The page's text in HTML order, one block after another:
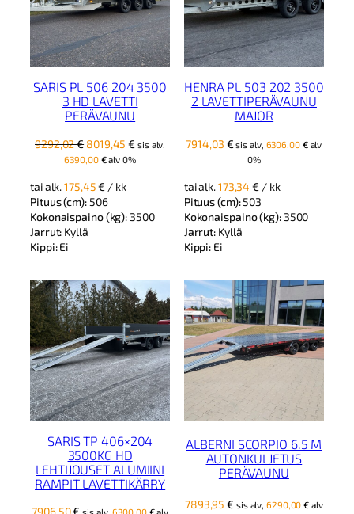
SARIS PL 506 204 3500
3 HD LAVETTI
PERÄVAUNU
9292,02€ Alkuperäinen
hinta
9292,02 €.
8019,45€ Nykyinen
hinta
8019,45 €.
sis alv,
6390,00 €alv 0%
tai alk.175,45€ / kk
Pituus (cm): 506
Kokonaispaino (kg): 3500
Jarrut: Kyllä
Kippi:Ei
HENRA PL 503 202 3500
2 LAVETTIPERÄVAUNU
MAJOR
7914,03 € sis alv, 6306,00 €alv
0%
tai alk.173,34€ / kk
Pituus (cm):503
Kokonaispaino (kg): 3500
Jarrut: Kyllä
Kippi: Ei
SARIS TP 406×204
3500KG HD
LEHTIJOUSET ALUMIINI
RAMPIT LAVETTIKÄRRY
7906,50€ sis alv,6300,00 €alv
ALBERNI SCORPIO 6.5 M
AUTONKULJETUS
PERÄVAUNU
7893,95€ sis alv,6290,00€ alv